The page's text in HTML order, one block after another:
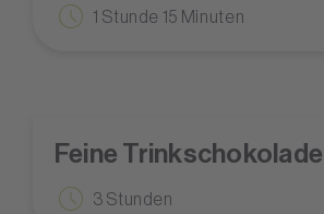
1 Stunde 15 Minuten
Feine Trinkschokolade
3 Stunden